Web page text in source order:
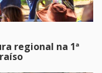
regional na 1ª